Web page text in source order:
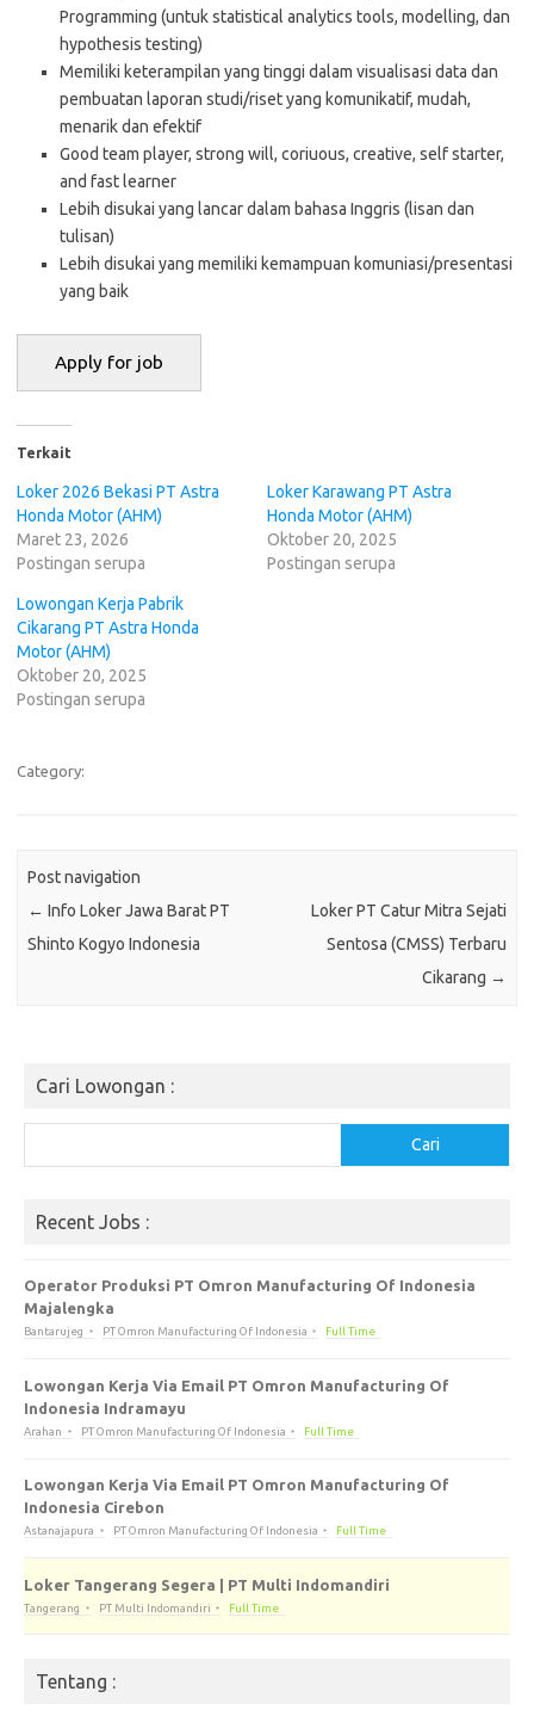
Programming (untuk statistical analytics tools, modelling, dan
hypothesis testing)
Memiliki keterampilan yang tinggi dalam visualisasi data dan
pembuatan laporan studi/riset yang komunikatif, mudah,
menarik dan efektif
Good team player, strong will, coriuous, creative, self starter,
and fast learner
Lebih disukai yang lancar dalam bahasa Inggris (lisan dan
tulisan)
Lebih disukai yang memiliki kemampuan komuniasi/presentasi
yang baik
Terkait
Loker 2026 Bekasi PT Astra
Honda Motor (AHM)
Maret 23, 2026
Postingan serupa
Loker Karawang PT Astra
Honda Motor (AHM)
Oktober 20, 2025
Postingan serupa
Lowongan Kerja Pabrik
Cikarang PT Astra Honda
Motor (AHM)
Oktober 20, 2025
Postingan serupa
Category:
Post navigation
← Info Loker Jawa Barat PT
Shinto Kogyo Indonesia
Loker PT Catur Mitra Sejati
Sentosa (CMSS) Terbaru
Cikarang →
Cari Lowongan :
Cari
Recent Jobs :
Operator Produksi PT Omron Manufacturing Of Indonesia
Majalengka
Bantarujeg PT Omron Manufacturing Of Indonesia Full Time
Lowongan Kerja Via Email PT Omron Manufacturing Of
Indonesia Indramayu
Arahan PT Omron Manufacturing Of Indonesia Full Time
Lowongan Kerja Via Email PT Omron Manufacturing Of
Indonesia Cirebon
Astanajapura PT Omron Manufacturing Of Indonesia Full Time
Loker Tangerang Segera | PT Multi Indomandiri
Tangerang PT Multi Indomandiri Full Time
Tentang :